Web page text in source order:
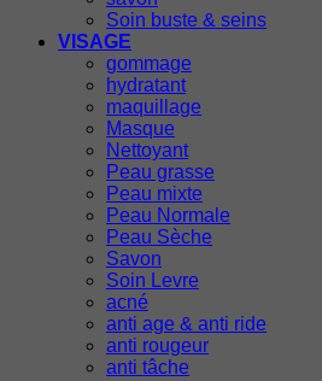
Soin buste & seins
VISAGE
gommage
hydratant
maquillage
Masque
Nettoyant
Peau grasse
Peau mixte
Peau Normale
Peau Sèche
Savon
Soin Levre
acné
anti age & anti ride
anti rougeur
anti tâche